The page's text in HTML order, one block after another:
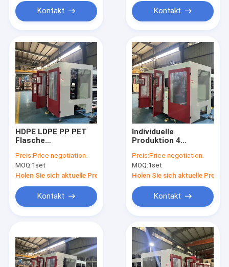
Kontakt Kontakt
HDPE LDPE PP PET
Flasche
Blasformmaschine
Preis:Price negotiation.
MOQ:1set
Holen Sie sich aktuelle Preis
Kontakt
Individuelle
Produktion 4
LDPE PP Milchflasche
automatische
Blasformmaschine
Preis:Price negotiation.
MOQ:1set
Holen Sie sich aktuelle Preis
Kontakt